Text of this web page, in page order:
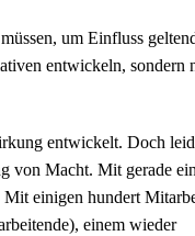
um Einfluss
entwickeln, sondern
entwickelt. Doch
von Macht. Mit gerade
einigen hundert
einem wieder